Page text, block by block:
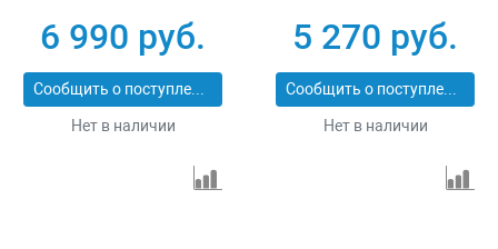
6 990 руб.
Сообщить о поступлении
Нет в наличии
5 270 руб.
Сообщить о поступлении
Нет в наличии